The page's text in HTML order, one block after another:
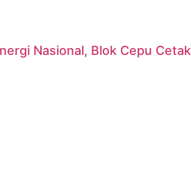
Nasional, Blok Cepu